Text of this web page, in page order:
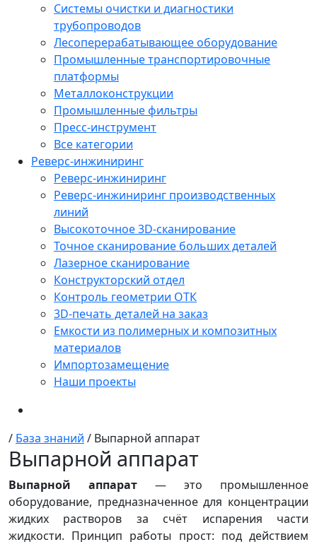
Системы очистки и диагностики
трубопроводов
Лесоперерабатывающее оборудование
Промышленные транспортировочные
платформы
Металлоконструкции
Промышленные фильтры
Пресс-инструмент
Все категории
Реверс-инжиниринг
Реверс-инжиниринг
Реверс-инжиниринг производственных
линий
Высокоточное 3D-сканирование
Точное сканирование больших деталей
Лазерное сканирование
Конструкторский отдел
Контроль геометрии ОТК
3D-печать деталей на заказ
Емкости из полимерных и композитных
материалов
Импортозамещение
Наши проекты
/ База знаний / Выпарной аппарат
Выпарной аппарат
Выпарной аппарат — это промышленное
оборудование, предназначенное для концентрации
жидких растворов за счёт испарения части
жидкости. Принцип работы прост: под действием